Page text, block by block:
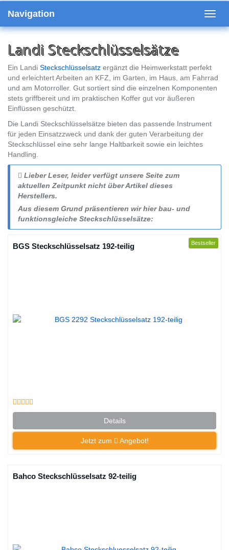
main
Navigation
Landi Steckschlüsselsätze
Ein Landi Steckschlüsselsatz ergänzt die Heimwerkstatt perfekt
und erleichtert Arbeiten an KFZ, im Garten, im Haus, am Fahrrad
und am Motorroller. Gut sortiert sind die einzelnen Komponenten
stets griffbereit und im praktischen Koffer gut vor äußeren
Einflüssen geschützt.
Die Landi Steckschlüsselsätze bieten das passende Instrument
für jeden Einsatzzweck und dank der guten Verarbeitung der
Steckschlüssel eine sehr lange Haltbarkeit sowie ein leichtes
Handling.
Lieber Leser, leider verfügt unsere Seite zum
aktuellen Zeitpunkt nicht über Artikel dieses
Herstellers.
Aus diesem Grund präsentieren wir hier bau- und
funktionsgleiche Steckschlüsselsätze:
Bestseller
BGS Steckschlüsselsatz 192-teilig
Details
Jetzt zum Angebot!
Bahco Steckschlüsselsatz 92-teilig